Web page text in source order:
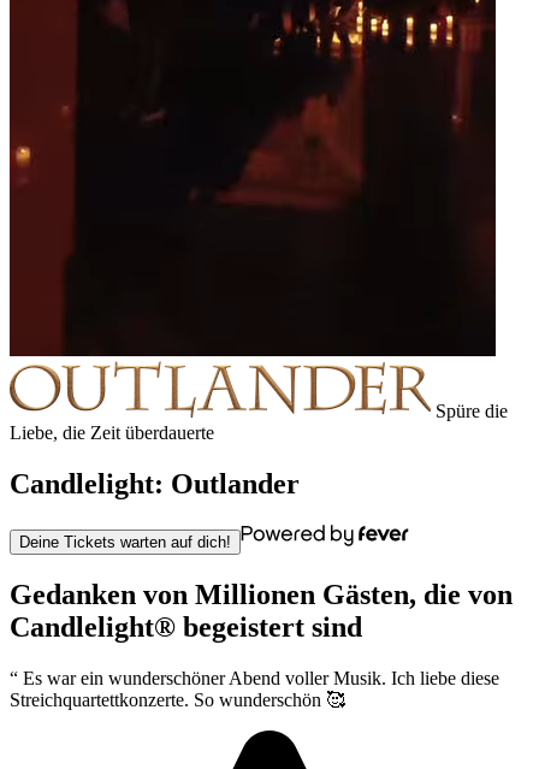
Spüre die
Liebe, die Zeit überdauerte
Candlelight: Outlander
Deine Tickets warten auf dich!
Gedanken von Millionen Gästen, die von
Candlelight® begeistert sind
“ Es war ein wunderschöner Abend voller Musik. Ich liebe diese
Streichquartettkonzerte. So wunderschön 🥰